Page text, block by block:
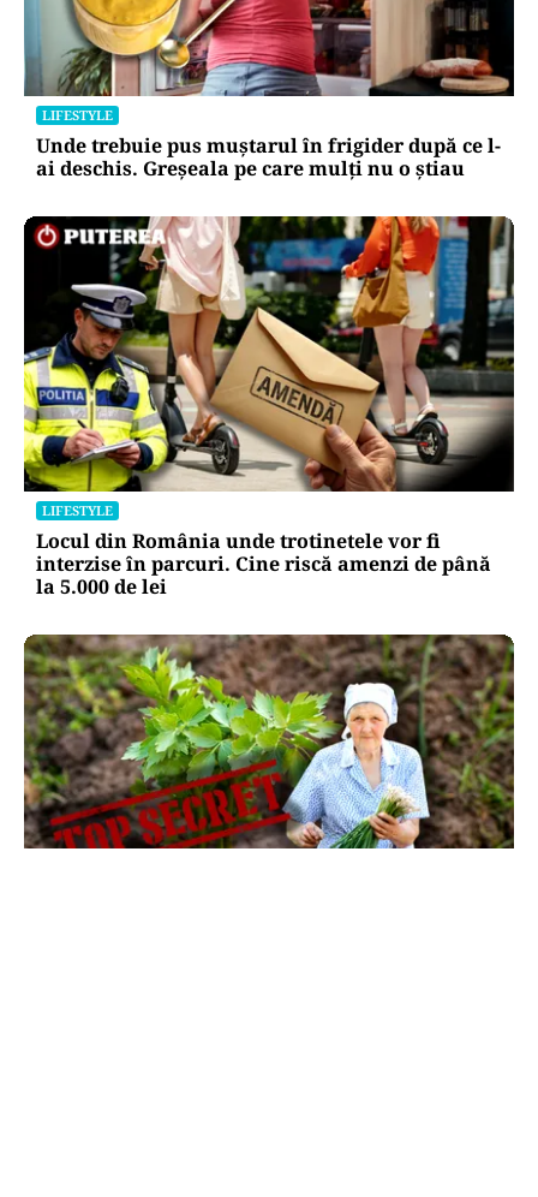
LIFESTYLE
Unde trebuie pus muștarul în frigider după ce l-
ai deschis. Greșeala pe care mulți nu o știau
LIFESTYLE
Locul din România unde trotinetele vor fi
interzise în parcuri. Cine riscă amenzi de până
la 5.000 de lei